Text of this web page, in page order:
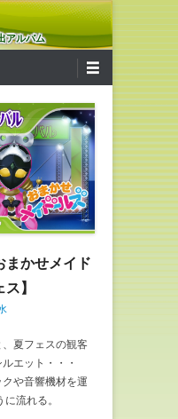
アルバム
まかせメイド
】
夏フェスの観客
エット・・・
や音響機材を運
流れる。